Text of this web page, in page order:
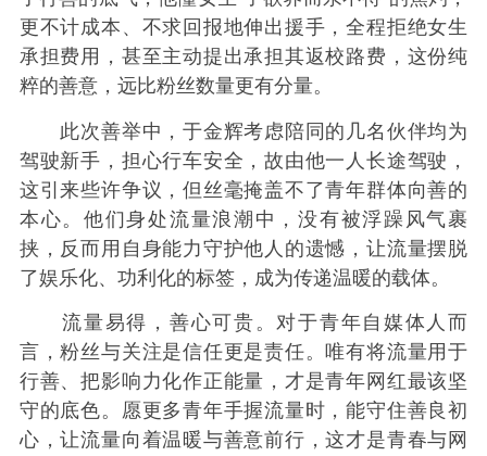
更不计成本、不求回报地伸出援手，全程拒绝女生
承担费用，甚至主动提出承担其返校路费，这份纯
粹的善意，远比粉丝数量更有分量。
此次善举中，于金辉考虑陪同的几名伙伴均为
驾驶新手，担心行车安全，故由他一人长途驾驶，
这引来些许争议，但丝毫掩盖不了青年群体向善的
本心。他们身处流量浪潮中，没有被浮躁风气裹
挟，反而用自身能力守护他人的遗憾，让流量摆脱
了娱乐化、功利化的标签，成为传递温暖的载体。
流量易得，善心可贵。对于青年自媒体人而
言，粉丝与关注是信任更是责任。唯有将流量用于
行善、把影响力化作正能量，才是青年网红最该坚
守的底色。愿更多青年手握流量时，能守住善良初
心，让流量向着温暖与善意前行，这才是青春与网